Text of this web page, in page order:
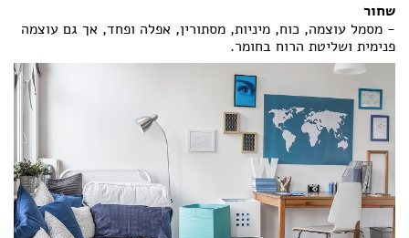
שחור
- מסמל עוצמה, כוח, מיניות, מסתורין, אפלה ופחד, אך גם עוצמה
פנימית ושליטת הרוח בחומר.